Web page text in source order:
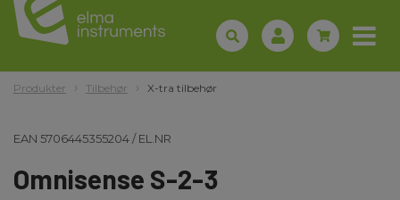
Produkter Tilbehør X-tra tilbehør
EAN 5706445355204/EL.NR
Omnisense S-2-3